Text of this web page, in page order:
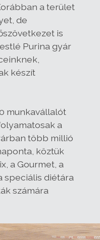
a terület
de
is
Purina gyár
készít
munkavállalót
a
több millió
köztük
a Gourmet, a
speciális diétára
számára